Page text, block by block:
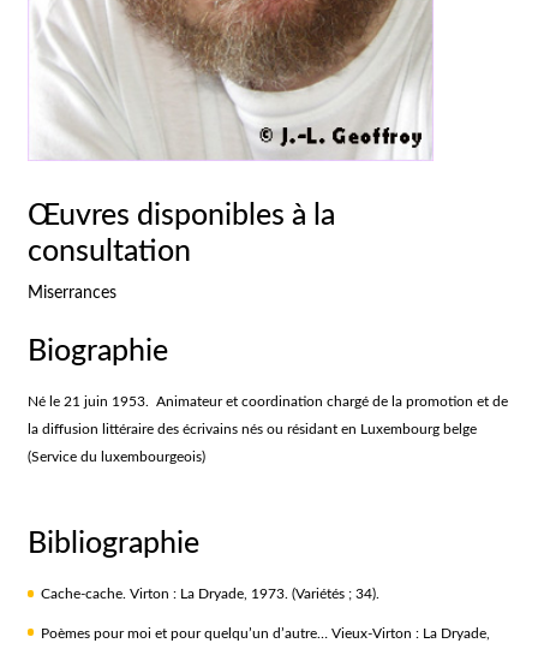
Œuvres disponibles à la
consultation
Miserrances
Biographie
Né le 21 juin 1953. Animateur et coordination chargé de la promotion et de
la diffusion littéraire des écrivains nés ou résidant en Luxembourg belge
(Service du luxembourgeois)
Bibliographie
Cache-cache. Virton : La Dryade, 1973. (Variétés ; 34).
Poèmes pour moi et pour quelqu’un d’autre… Vieux-Virton : La Dryade,